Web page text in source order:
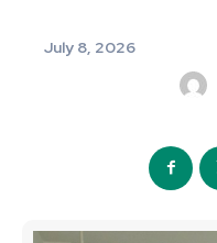
July 8, 2026